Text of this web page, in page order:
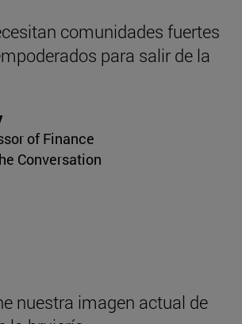
comunidades fuertes
para salir de la
of Finance
Conversation
nuestra imagen actual de